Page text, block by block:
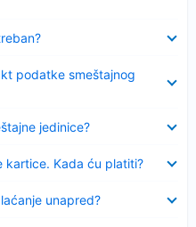
podatke smeštajnog
jedinice?
kartice. Kada ću platiti?
unapred?